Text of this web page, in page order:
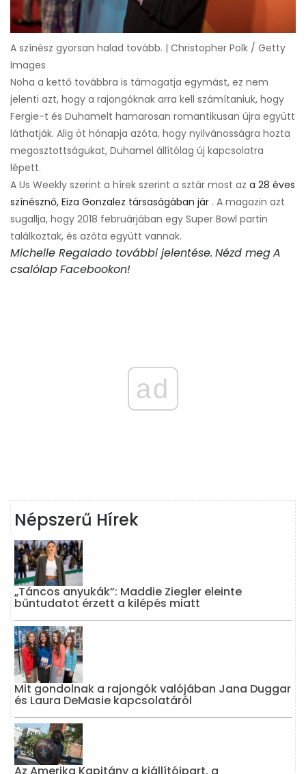
A színész gyorsan halad tovább. | Christopher Polk / Getty
Images
Noha a kettő továbbra is támogatja egymást, ez nem
jelenti azt, hogy a rajongóknak arra kell számítaniuk, hogy
Fergie-t és Duhamelt hamarosan romantikusan újra együtt
láthatják. Alig öt hónapja azóta, hogy nyilvánosságra hozta
megosztottságukat, Duhamel állítólag új kapcsolatra
lépett.
A Us Weekly szerint a hírek szerint a sztár most az a 28 éves
színésznő, Eiza Gonzalez társaságában jár . A magazin azt
sugallja, hogy 2018 februárjában egy Super Bowl partin
találkoztak, és azóta együtt vannak.
Michelle Regalado további jelentése. Nézd megA
csalólapFacebookon!
ad
Népszerű Hírek
„Táncos anyukák”: Maddie Ziegler eleinte
bűntudatot érzett a kilépés miatt
Mit gondolnak a rajongók valójában Jana Duggar
és Laura DeMasie kapcsolatáról